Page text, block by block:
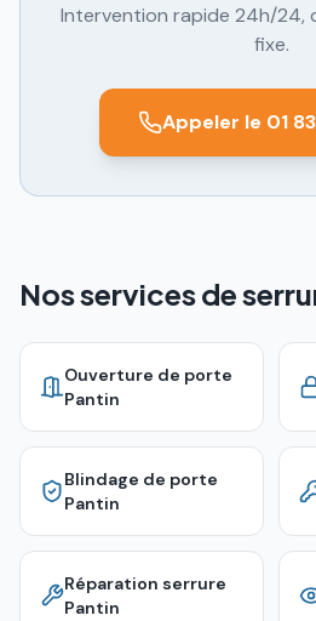
Intervention rapide 24h/24,
fixe.
Appeler le 01
Nos services de
Ouverture de porte
Pantin
Blindage de porte
Pantin
Réparation serrure
Pantin